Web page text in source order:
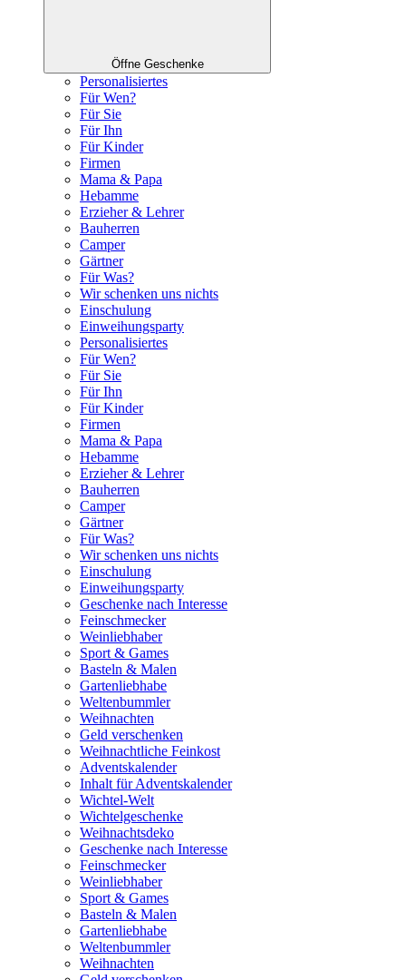
Öffne Geschenke
Personalisiertes
Für Wen?
Für Sie
Für Ihn
Für Kinder
Firmen
Mama & Papa
Hebamme
Erzieher & Lehrer
Bauherren
Camper
Gärtner
Für Was?
Wir schenken uns nichts
Einschulung
Einweihungsparty
Personalisiertes
Für Wen?
Für Sie
Für Ihn
Für Kinder
Firmen
Mama & Papa
Hebamme
Erzieher & Lehrer
Bauherren
Camper
Gärtner
Für Was?
Wir schenken uns nichts
Einschulung
Einweihungsparty
Geschenke nach Interesse
Feinschmecker
Weinliebhaber
Sport & Games
Basteln & Malen
Gartenliebhabe
Weltenbummler
Weihnachten
Geld verschenken
Weihnachtliche Feinkost
Adventskalender
Inhalt für Adventskalender
Wichtel-Welt
Wichtelgeschenke
Weihnachtsdeko
Geschenke nach Interesse
Feinschmecker
Weinliebhaber
Sport & Games
Basteln & Malen
Gartenliebhabe
Weltenbummler
Weihnachten